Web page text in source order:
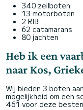
340 zeilboten
13 motorboten
2 RIB
62 catamarans
80 jachten
Heb ik een
naar Kos,
Wij bieden 3 boten
mogelijkheid om een
461 voor deze